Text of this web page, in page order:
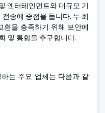
엔터테인먼트와 대규모 기
송에 중점을 둡니다. 두 회
환을 충족하기 위해 보안에
및 통합을 추구합니다.
는 주요 업체는 다음과 같